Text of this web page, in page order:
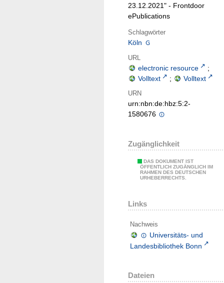
23.12.2021" - Frontdoor
ePublications
Schlagwörter
Köln
URL
electronic resource
;
Volltext
; Volltext
URN
urn:nbn:de:hbz:5:2-
1580676
Zugänglichkeit
DAS DOKUMENT IST
ÖFFENTLICH ZUGÄNGLICH IM
RAHMEN DES DEUTSCHEN
URHEBERRECHTS.
Links
Nachweis
Universitäts- und
Landesbibliothek Bonn
Dateien